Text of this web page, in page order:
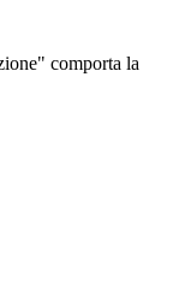
comporta la